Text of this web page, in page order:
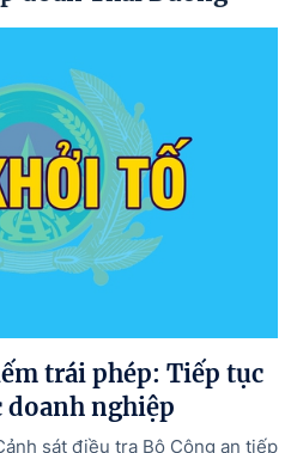
và doanh nghiệp dân tộc
sản
trái phép: Tiếp tục
doanh nghiệp
sát điều tra Bộ Công an tiếp